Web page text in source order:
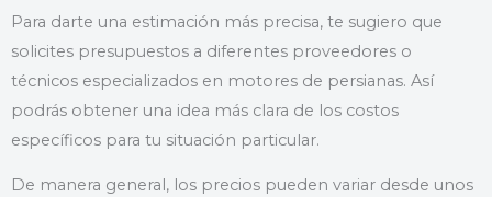
Para darte una estimación más precisa, te sugiero que
solicites presupuestos a diferentes proveedores o
técnicos especializados en motores de persianas. Así
podrás obtener una idea más clara de los costos
específicos para tu situación particular.
De manera general, los precios pueden variar desde unos